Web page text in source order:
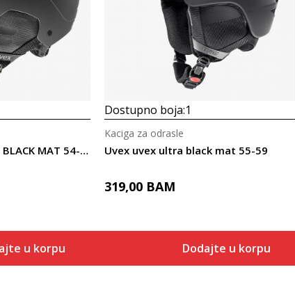
Uvex UVEX WANTED BLACK MAT 54-58
u korpu
Dostupno boja:1
Uvex uvex ultra black mat 55-59
Kaciga za odrasle
319,00 BAM
Dodajte u korpu